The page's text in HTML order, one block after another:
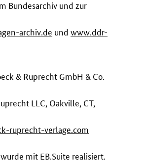
Bundesarchiv und zur
archiv.de undwww.ddr-
& Ruprecht GmbH & Co.
LLC, Oakville, CT,
ruprecht-verlage.com
mit EB.Suite realisiert.